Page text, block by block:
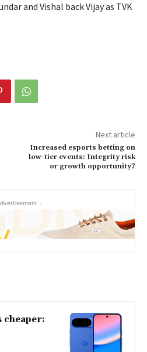
and Vishal back Vijay as TVK
Next article
Increased esports betting on
low-tier events: Integrity risk
or growth opportunity?
-
cheaper: